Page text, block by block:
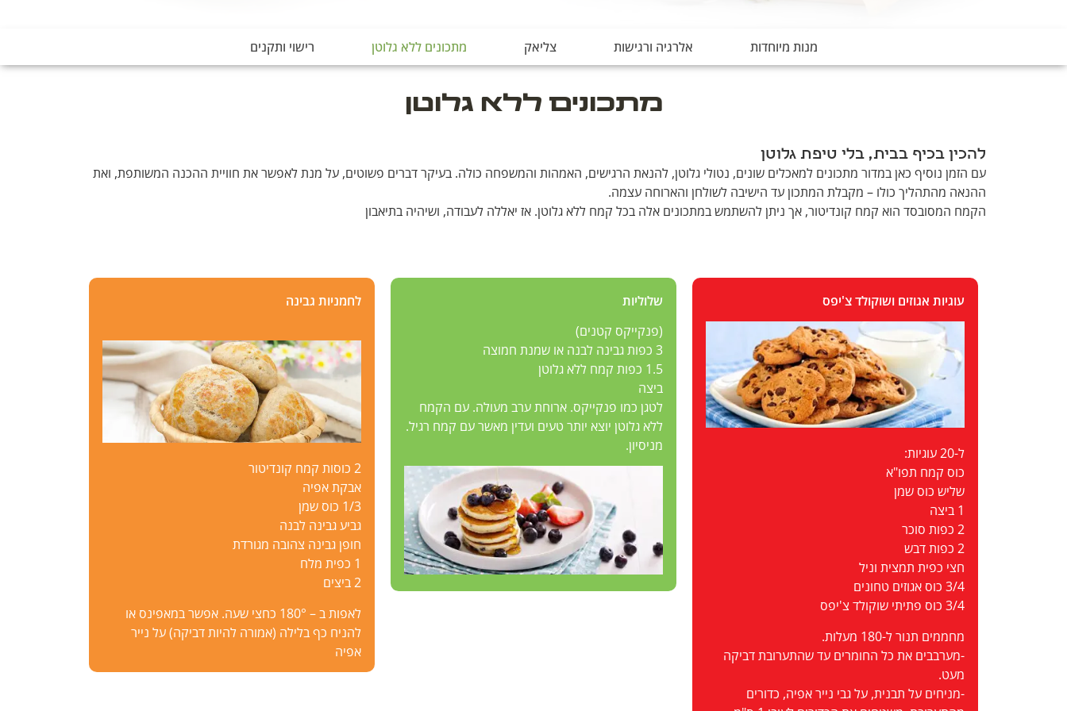
מנות מיוחדות אלרגיה ורגישות צליאק מתכונים ללא גלוטן רישוי ותקנים
מתכונים ללא גלוטן
להכין בכיף בבית, בלי טיפת גלוטן
עם הזמן נוסיף כאן במדור מתכונים למאכלים שונים, נטולי גלוטן, להנאת הרגישים, האמהות והמשפחה כולה. בעיקר דברים פשוטים, על מנת לאפשר את חוויית ההכנה המשותפת, ואת
ההנאה מהתהליך כולו – מקבלת המתכון עד הישיבה לשולחן והארוחה עצמה.
הקמח המסובסד הוא קמח קונדיטור, אך ניתן להשתמש במתכונים אלה בכל קמח ללא גלוטן. אז יאללה לעבודה, ושיהיה בתיאבון
עוגיות אגוזים ושוקולד צ'יפס
ל-20 עוגיות:
כוס קמח תפו"א
שליש כוס שמן
1 ביצה
2 כפות סוכר
2 כפות דבש
חצי כפית תמצית וניל
3/4 כוס אגוזים טחונים
3/4 כוס פתיתי שוקולד צ'יפס
מחממים תנור ל-180 מעלות.
-מערבבים את כל החומרים עד שהתערובת דביקה
מעט.
-מניחים על תבנית, על גבי נייר אפיה, כדורים
שלוליות
(פנקייקס קטנים)
3 כפות גבינה לבנה או שמנת חמוצה
1.5 כפות קמח ללא גלוטן
ביצה
לטגן כמו פנקייקס. ארוחת ערב מעולה. עם הקמח
ללא גלוטן יוצא יותר טעים ועדין מאשר עם קמח רגיל.
מניסיון.
לחמניות גבינה
2 כוסות קמח קונדיטור
אבקת אפיה
1/3 כוס שמן
גביע גבינה לבנה
חופן גבינה צהובה מגורדת
1 כפית מלח
2 ביצים
לאפות ב – 180° כחצי שעה. אפשר במאפינס או
להניח כף בלילה (אמורה להיות דביקה) על נייר
אפיה